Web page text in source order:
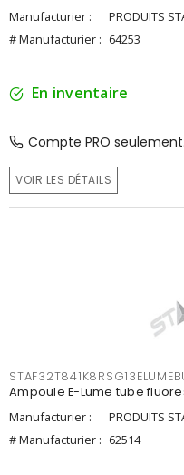
Manufacturier :
PRODUITS
# Manufacturier : 64253
En inventaire
Compte PRO
VOIR LES DÉTAILS
Ampoule E-Lume tube
Manufacturier :
PRODUITS
# Manufacturier : 62514